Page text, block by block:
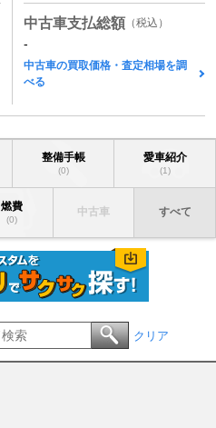
中古車支払総額 （税込）
-
中古車の買取価格・査定相場を調
べる
整備手帳
(0)
愛車紹介
(1)
燃費
(0)
中古車 すべて
クリア